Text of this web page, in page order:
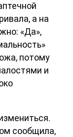
а на
«Да»,
потому
и
сообщила,